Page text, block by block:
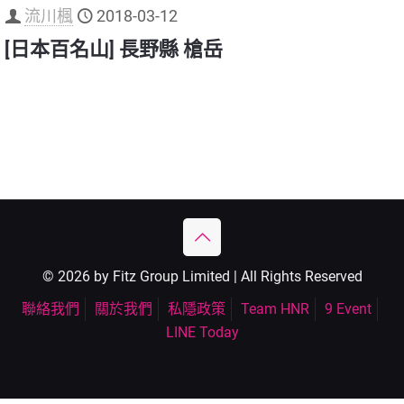
流川楓 2018-03-12
[日本百名山] 長野縣 槍岳
© 2026 by Fitz Group Limited | All Rights Reserved
聯絡我們
關於我們 私隱政策 Team HNR
9 Event
LINE Today